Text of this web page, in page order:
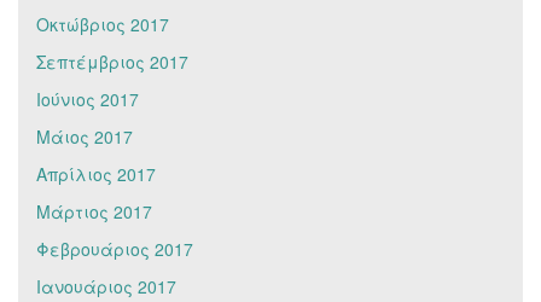
Οκτώβριος 2017
Σεπτέμβριος 2017
Ιούνιος 2017
Μάιος 2017
Απρίλιος 2017
Μάρτιος 2017
Φεβρουάριος 2017
Ιανουάριος 2017